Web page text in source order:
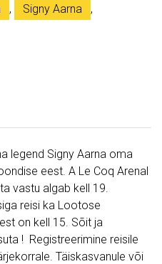
, Signy Aarna
,
legend Signy Aarna oma
eest. A Le Coq Arenal
vastu algab kell 19.
reisi ka Lootose
on kell 15. Sõit ja
! Registreerimine reisile
Täiskasvanule või